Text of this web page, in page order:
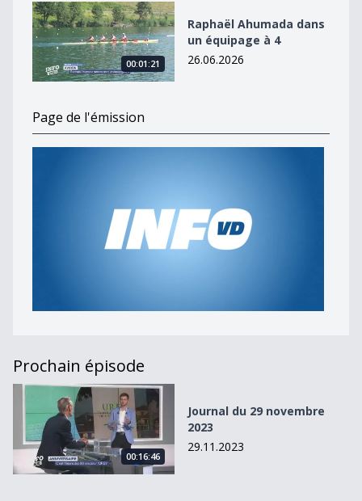
Raphaël Ahumada dans un équipage à 4
00:01:21
Raphaël Ahumada dans
un équipage à 4
26.06.2026
Page de l'émission
Prochain épisode
Journal du 29 novembre 2023
00:16:46
Journal du 29 novembre
2023
29.11.2023